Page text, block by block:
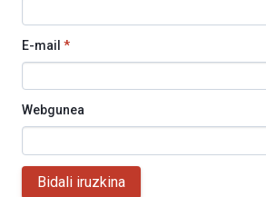
E-mail *
Webgunea
Bidali iruzkina